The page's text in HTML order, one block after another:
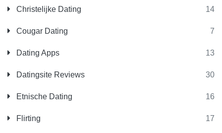
Christelijke Dating 14
Cougar Dating 7
Dating Apps 13
Datingsite Reviews 30
Etnische Dating 16
Flirting 17